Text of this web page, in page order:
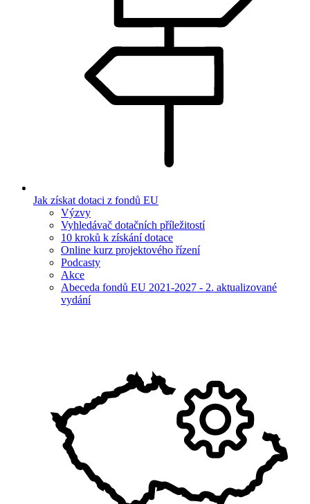
Jak získat dotaci z fondů EU
Výzvy
Vyhledávač dotačních příležitostí
10 kroků k získání dotace
Online kurz projektového řízení
Podcasty
Akce
Abeceda fondů EU 2021-2027 - 2. aktualizované
vydání